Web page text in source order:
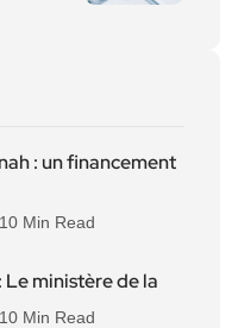
: un financement
10 Min Read
ministère de la
10 Min Read